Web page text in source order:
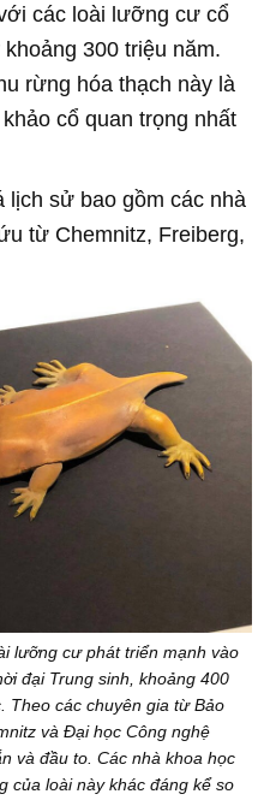
các loài lưỡng cư cổ
300 triệu năm.
rừng hóa thạch này là
cổ quan trọng nhất
lịch sử bao gồm các nhà
từ Chemnitz, Freiberg,
lưỡng cư phát triển mạnh vào
đại Trung sinh, khoảng 400
Theo các chuyên gia từ Bảo
và Đại học Công nghệ
và đầu to. Các nhà khoa học
của loài này khác đáng kể so